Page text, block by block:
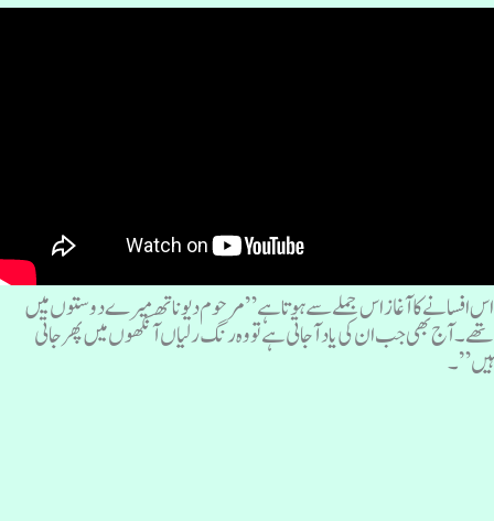
اس افسانے کا آغاز اس جملے سے ہوتا ہے”مرحوم دیوناتھ میرے دوستوں میں
تھے۔آج بھی جب ان کی یاد آجاتی ہے تو وہ رنگ رلیاں آنکھوں میں پھر جاتی
ہیں”۔